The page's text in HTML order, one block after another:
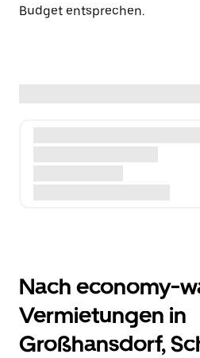
Budget entsprechen.
Nach economy-
Vermietungen in
Großhansdorf,